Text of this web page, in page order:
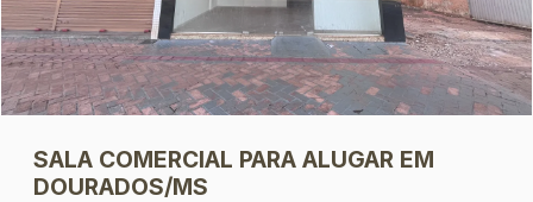
SALA COMERCIAL PARA ALUGAR EM
DOURADOS/MS